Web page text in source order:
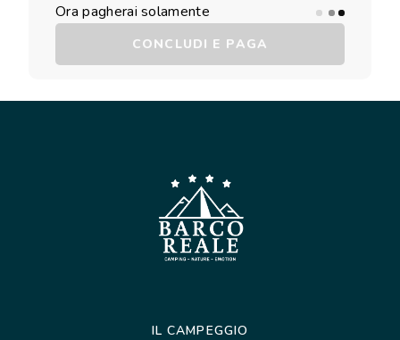
Ora pagherai solamente
CONCLUDI E PAGA
IL CAMPEGGIO